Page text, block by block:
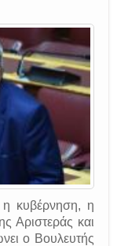
κυβέρνηση, η
Αριστεράς και
ο Βουλευτής